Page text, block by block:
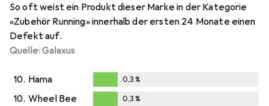
So oft weist ein Produkt dieser Marke in der Kategorie
«Zubehör Running» innerhalb der ersten 24 Monate einen
Defekt auf.
Quelle: Galaxus
10. Hama
0,3%
0,3%
10. Wheel Bee 0,3%